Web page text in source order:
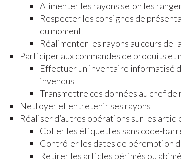
Alimenter les rayons selon les
Respecter les consignes de
du moment
Réalimenter les rayons au cours de
Participer aux commandes de produits et
Effectuer un inventaire informatisé
invendus
Transmettre ces données au chef de
Nettoyer et entretenir ses rayons
Réaliser d’autres opérations sur les
Coller les étiquettes sans code-
Contrôler les dates de péremption
Retirer les articles périmés ou